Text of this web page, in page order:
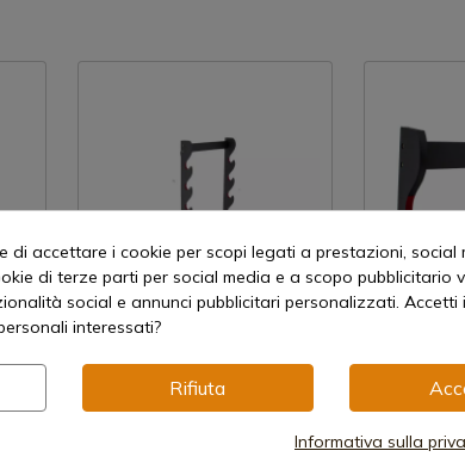
REF: S5086
di accettare i cookie per scopi legati a prestazioni, social
di terze parti per social media e a scopo pubblicitario
social e annunci pubblicitari personalizzati. Accetti
interessati?
Rifiuta
Informativa sulla